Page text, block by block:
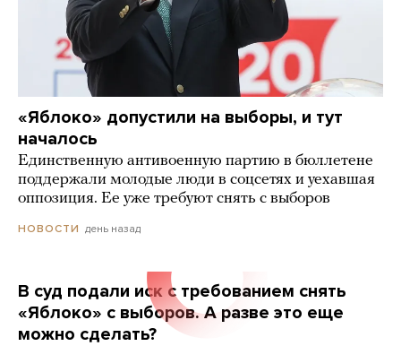
«Яблоко» допустили на выборы, и тут
началось
Единственную антивоенную партию в бюллетене
поддержали молодые люди в соцсетях и уехавшая
оппозиция. Ее уже требуют снять с выборов
НОВОСТИ день назад
В суд подали иск с требованием снять
«Яблоко» с выборов. А разве это еще
можно сделать?